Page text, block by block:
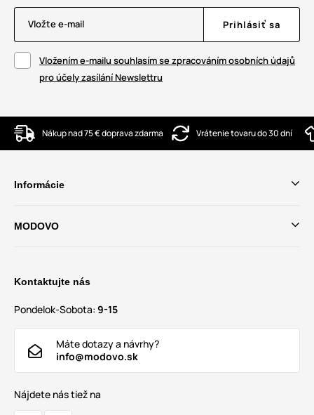
Vložte e-mail Prihlásiť sa
Vložením e-mailu souhlasím se zpracováním osobních údajů
pro účely zasílání Newslettru
Nákup nad 75 € doprava zdarma Vrátenie tovaru do 30 dní
Informácie
MODOVO
Kontaktujte nás
Pondelok-Sobota: 9-15
Máte dotazy a návrhy?
info@modovo.sk
Nájdete nás tiež na